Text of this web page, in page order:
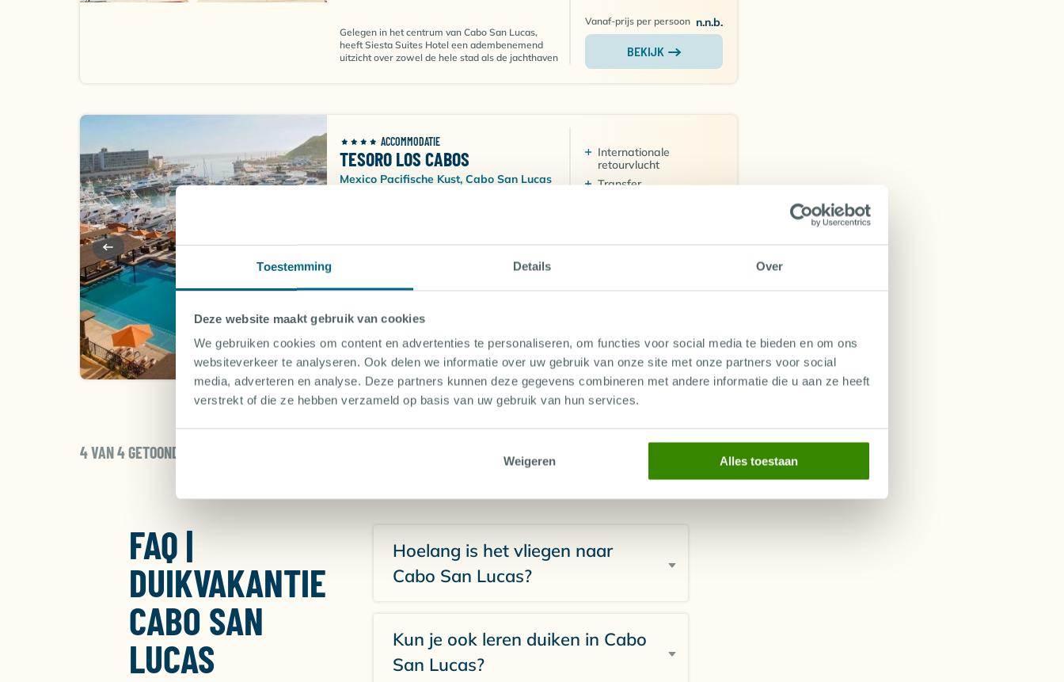
Toestemming Details Over
Deze website maakt gebruik van cookies
We gebruiken cookies om content en advertenties te personaliseren, om functies voor social media te bieden en om ons
websiteverkeer te analyseren. Ook delen we informatie over uw gebruik van onze site met onze partners voor social
media, adverteren en analyse. Deze partners kunnen deze gegevens combineren met andere informatie die u aan ze heeft
verstrekt of die ze hebben verzameld op basis van uw gebruik van hun services.
Weigeren Alles toestaan
Gelegen in het centrum van Cabo San Lucas,
heeft Siesta Suites Hotel een adembenemend
uitzicht over zowel de hele stad als de jachthaven
Vanaf-prijs per persoon n.n.b.
BEKIJK
ACCOMMODATIE
TESORO LOS CABOS
Mexico Pacifische Kust, Cabo San Lucas
vanaf 6 (50 beoordelingen)
voorzieningen, bevoorrechte locatie en beste
heeft het Tesoro Los Cabos de perfecte plek
Internationale
retourvlucht
Transfer
BEKIJK
4 VAN 4 GETOOND
FAQ |
DUIKVAKANTIE
CABO SAN
LUCAS
Hoelang is het vliegen naar
Cabo San Lucas?
Kun je ook leren duiken in Cabo
San Lucas?